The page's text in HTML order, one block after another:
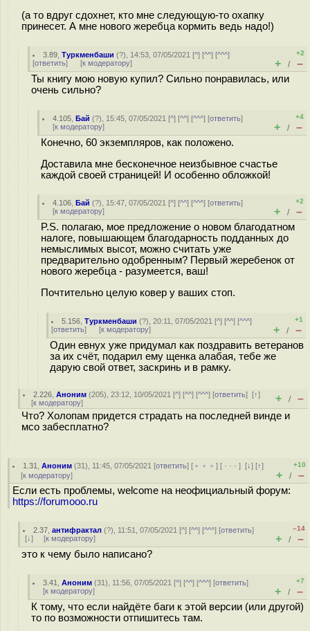
(а то вдруг сдохнет, кто мне следующую-то охапку
принесет. А мне нового жеребца кормить ведь надо!)
3.89 ,Туркменбаши (?), 14:53, 07/05/2021 [^] [^^] [^^^]
[ответить] [к модератору]
+2
+ / –
Ты книгу мою новую купил? Сильно понравилась, или
очень сильно?
4.105 ,Бай (?), 15:45, 07/05/2021 [^] [^^] [^^^] [ответить]
[к модератору]
+4
+ / –
Конечно, 60 экземпляров, как положено.
Доставила мне бесконечное неизбывное счастье
каждой своей страницей! И особенно обложкой!
4.106 ,Бай (?), 15:47, 07/05/2021 [^] [^^] [^^^] [ответить]
[к модератору]
+2
+ / –
P.S. полагаю, мое предложение о новом благодатном
налоге, повышающем благодарность подданных до
немыслимых высот, можно считать уже
предварительно одобренным? Первый жеребенок от
нового жеребца - разумеется, ваш!
Почтительно целую ковер у ваших стоп.
5.156 ,Туркменбаши (?), 20:11, 07/05/2021 [^] [^^] [^^^]
[ответить] [к модератору]
+1
+ / –
Один евнух уже придумал как поздравить ветеранов
за их счёт, подарил ему щенка алабая, тебе же
дарую свой ответ, заскринь и в рамку.
2.226 ,Аноним (205), 23:12, 10/05/2021 [^] [^^] [^^^] [ответить][↑]
[к модератору] + / –
Что? Холопам придется страдать на последней винде и
мсо забесплатно?
1.31 ,Аноним (31), 11:45, 07/05/2021 [ответить] [ ﹢﹢﹢] [ · · ·][↓] [↑]
[к модератору]
+10
+ / –
Если есть проблемы, welcome на неофициальный форум:
https://forumooo.ru
2.37 ,антифрактал (?), 11:51, 07/05/2021 [^] [^^] [^^^] [ответить]
[↓] [к модератору]
–14
+ / –
это к чему было написано?
3.41 ,Аноним (31), 11:56, 07/05/2021 [^] [^^] [^^^] [ответить]
[к модератору]
+7
+ / –
К тому, что если найдёте баги к этой версии (или другой)
то по возможности отпишитесь там.